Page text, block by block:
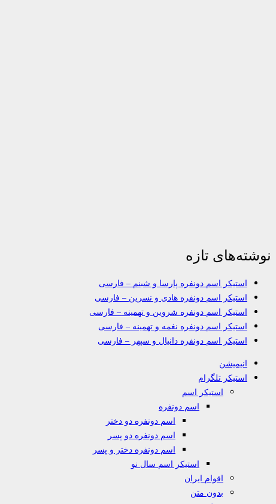
نوشته‌های تازه
استیکر اسم دونفره پارسا و شبنم – فارسی
استیکر اسم دونفره هادی و نسرین – فارسی
استیکر اسم دونفره شروین و تهمینه – فارسی
استیکر اسم دونفره نغمه و تهمینه – فارسی
استیکر اسم دونفره دانیال و سپهر – فارسی
انیمیشن
استیکر تلگرام
استیکر اسم
اسم دونفره
اسم دونفره دو دختر
اسم دونفره دو پسر
اسم دونفره دختر و پسر
استیکر اسم سال نو
اقوام ایران
بدون متن